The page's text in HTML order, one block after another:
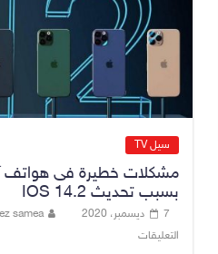
القضاء
القبض
موظفي
مزورة
7 أغسطس، 2026
محكمة
مليون
سيل TV
مشكلات خطيرة فى هواتف
بسبب تحديث IOS 14.2
7 ديسمبر، 2020
samea
التعليقات